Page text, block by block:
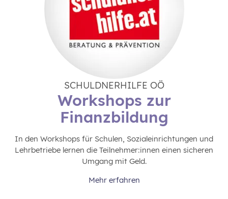
SCHULDNERHILFE OÖ
Workshops zur
Finanzbildung
In den Workshops für Schulen, Sozialeinrichtungen und
Lehrbetriebe lernen die Teilnehmer:innen einen sicheren
Umgang mit Geld.
Mehr erfahren